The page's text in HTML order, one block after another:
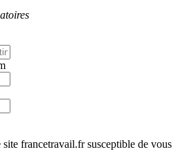
francetravail.fr susceptible de vous